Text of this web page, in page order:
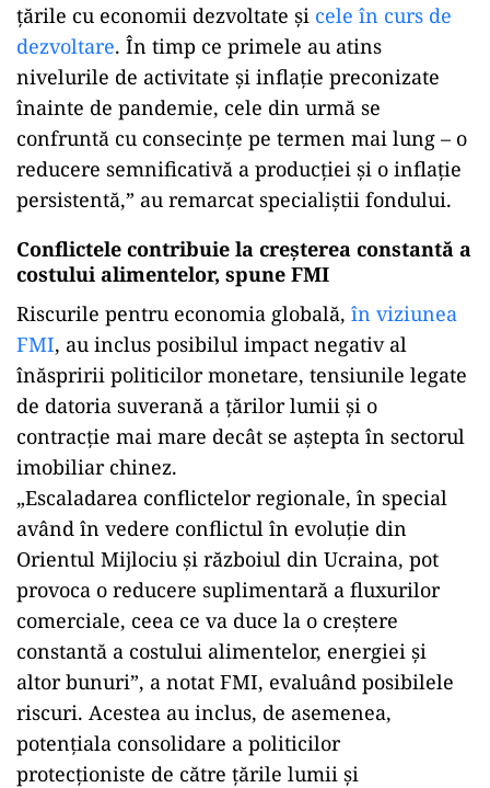
țările cu economii dezvoltate și cele în curs de
dezvoltare. În timp ce primele au atins
nivelurile de activitate și inflație preconizate
înainte de pandemie, cele din urmă se
confruntă cu consecințe pe termen mai lung – o
reducere semnificativă a producției și o inflație
persistentă,” au remarcat specialiştii fondului.
Conflictele contribuie la creșterea constantă a
costului alimentelor, spune FMI
Riscurile pentru economia globală, în viziunea
FMI, au inclus posibilul impact negativ al
înăspririi politicilor monetare, tensiunile legate
de datoria suverană a țărilor lumii și o
contracție mai mare decât se aștepta în sectorul
imobiliar chinez.
„Escaladarea conflictelor regionale, în special
având în vedere conflictul în evoluție din
Orientul Mijlociu și războiul din Ucraina, pot
provoca o reducere suplimentară a fluxurilor
comerciale, ceea ce va duce la o creștere
constantă a costului alimentelor, energiei și
altor bunuri”, a notat FMI, evaluând posibilele
riscuri. Acestea au inclus, de asemenea,
potențiala consolidare a politicilor
protecționiste de către țările lumii și